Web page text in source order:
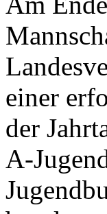
einer
der
A-